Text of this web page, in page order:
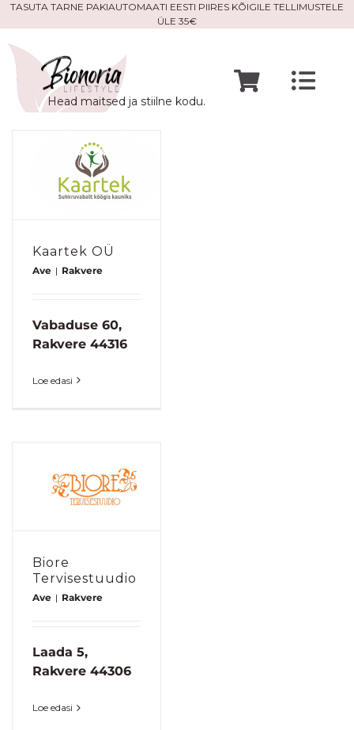
Skip
to
content
TASUTA TARNE PAKIAUTOMAATI EESTI PIIRES KÕIGILE TELLIMUSTELE
ÜLE 35€
Head maitsed ja stiilne kodu.
Kaartek OÜ
Ave | Rakvere
Vabaduse 60,
Rakvere 44316
Loe edasi
Biore
Tervisestuudio
Ave | Rakvere
Laada 5,
Rakvere 44306
Loe edasi